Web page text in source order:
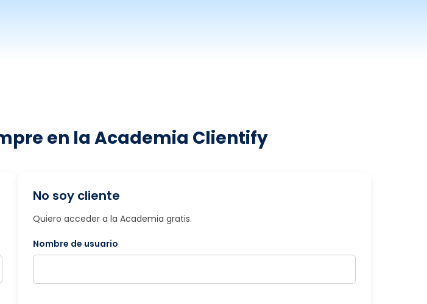
en la Academia Clientify
No soy cliente
Quiero acceder a la Academia gratis.
Nombre de usuario